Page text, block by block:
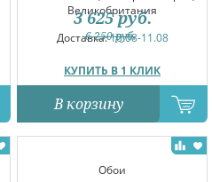
Великобритания
Доставка:10.08-11.08
КУПИТЬ В 1 КЛИК
6 250руб.
3 625 руб.
В корзину
Обои